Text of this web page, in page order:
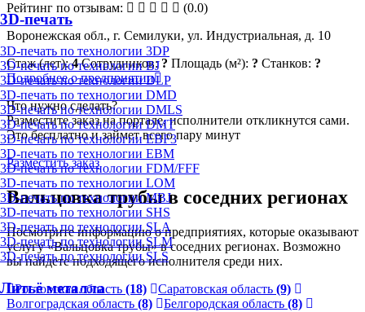
3D-печать
3D-печать по технологии 3DP
3D-печать по технологии BJ
3D-печать по технологии DLP
3D-печать по технологии DMD
3D-печать по технологии DMLS
3D-печать по технологии DMT
3D-печать по технологии EBF3
3D-печать по технологии EBM
3D-печать по технологии FDM/FFF
3D-печать по технологии LOM
3D-печать по технологии MBJ
3D-печать по технологии SHS
3D-печать по технологии SLA
3D-печать по технологии SLM
3D-печать по технологии SLS
Литьё металла
Рейтинг по отзывам:
(0.0)
Воронежская обл., г. Семилуки, ул. Индустриальная, д. 10
Стаж (лет):4 Сотрудников:? Площадь (м²): ? Станков: ?
Подробнее о предприятии
Что нужно сделать?
Разместите заказ на портале, исполнители откликнутся сами.
Это бесплатно и займет всего пару минут
Разместить заказ
Вальцовка трубы в соседних регионах
Посмотрите информацию о предприятиях, которые оказывают
услугу «Вальцовка трубы» в соседних регионах. Возможно
вы найдете подходящего исполнителя среди них.
Ростовская область (18) Саратовская область (9)
Волгоградская область (8) Белгородская область (8)